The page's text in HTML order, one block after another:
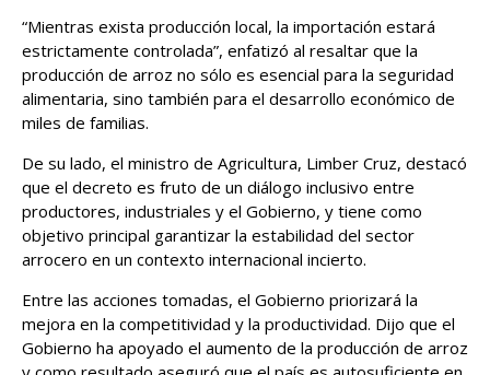
“Mientras exista producción local, la importación estará
estrictamente controlada”, enfatizó al resaltar que la
producción de arroz no sólo es esencial para la seguridad
alimentaria, sino también para el desarrollo económico de
miles de familias.
De su lado, el ministro de Agricultura, Limber Cruz, destacó
que el decreto es fruto de un diálogo inclusivo entre
productores, industriales y el Gobierno, y tiene como
objetivo principal garantizar la estabilidad del sector
arrocero en un contexto internacional incierto.
Entre las acciones tomadas, el Gobierno priorizará la
mejora en la competitividad y la productividad. Dijo que el
Gobierno ha apoyado el aumento de la producción de arroz